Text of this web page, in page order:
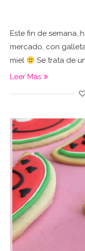
Este fin de semana,
mercado, con
miel
Se trata de
Leer Más